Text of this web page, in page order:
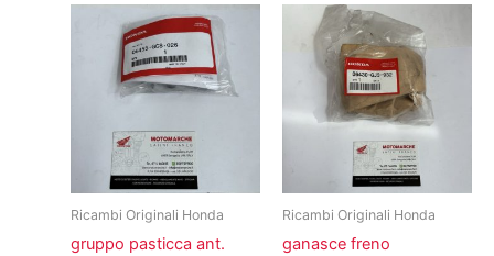
Ricambi Originali Honda
gruppo pasticca ant.
Ricambi Originali Honda
ganasce freno